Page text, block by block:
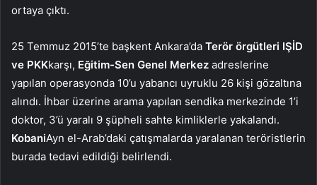
ortaya çıktı.
25 Temmuz 2015’te başkent Ankara’da Terör örgütleri IŞİD
ve PKKkarşı, Eğitim-Sen Genel Merkez adreslerine
yapılan operasyonda 10’u yabancı uyruklu 26 kişi gözaltına
alındı. İhbar üzerine arama yapılan sendika merkezinde 1’i
doktor, 3’ü yaralı 9 şüpheli sahte kimliklerle yakalandı.
KobaniAyn el-Arab’daki çatışmalarda yaralanan teröristlerin
burada tedavi edildiği belirlendi.